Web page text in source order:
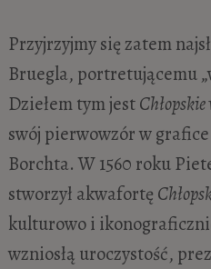
Przyjrzyjmy się zatem
Bruegla, portretującemu
Dziełem tym jestChłopskie
swój pierwowzór w
Borchta. W 1560 roku
stworzył akwafortę
kulturowo i
wzniosłą uroczystość,